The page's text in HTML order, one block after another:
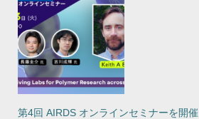
第4回 AIRDS オンラインセミナーを開